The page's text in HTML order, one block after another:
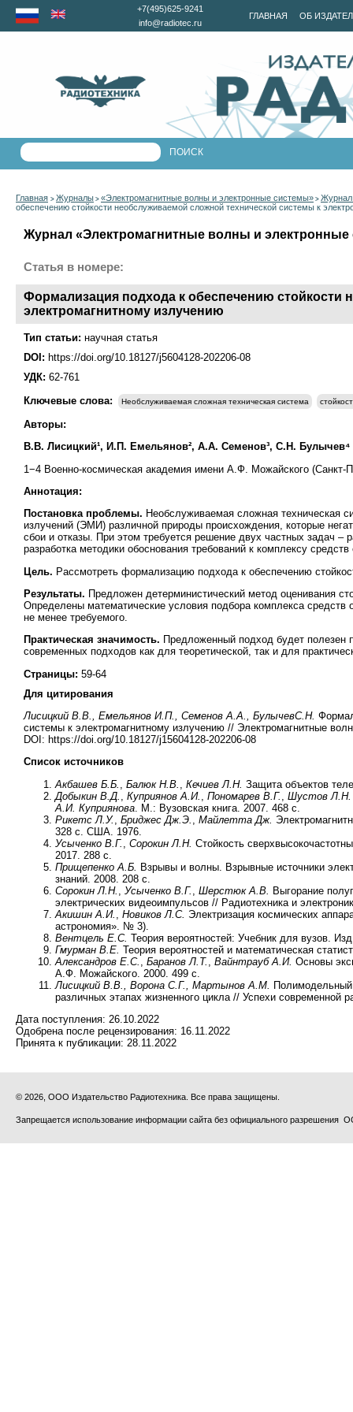
ГЛАВНАЯ ОБ
+7(495)625-9241
info@radiotec.ru
Главная > Журналы > «Электромагнитные волны и электронные системы» > Журнал
обеспечению стойкости необслуживаемой сложной технической системы к
Журнал «Электромагнитные волны и электронные
Статья в номере:
Формализация подхода к обеспечению стойкости
электромагнитному излучению
Тип статьи: научная статья
DOI: https://doi.org/10.18127/j5604128-202206-08
УДК: 62-761
Ключевые слова:
Необслуживаемая сложная техническая система
Авторы:
В.В. Лисицкий¹, И.П. Емельянов², А.А. Семенов³, С.Н. Булычев⁴
1−4 Военно-космическая академия имени А.Ф. Можайского (Санкт-
Аннотация:
Постановка проблемы. Необслуживаемая сложная техническая
излучений (ЭМИ) различной природы происхождения, которые
сбои и отказы. При этом требуется решение двух частных задач
разработка методики обоснования требований к комплексу средств
Цель. Рассмотреть формализацию подхода к обеспечению
Результаты. Предложен детерминистический метод оценивания
Определены математические условия подбора комплекса
не менее требуемого.
Практическая значимость. Предложенный подход будет полезен
современных подходов как для теоретической, так и для
Страницы: 59-64
Для цитирования
Лисицкий В.В., Емельянов И.П., Семенов А.А., БулычевС.Н.
системы к электромагнитному излучению // Электромагнитные
DOI: https://doi.org/10.18127/j15604128-202206-08
Список источников
Акбашев Б.Б.
Балюк Н.В. Кечиев Л.Н. Защита объектов
Добыкин В.Д.
Куприянов А.И. Пономарев В.Г.
Шустов
А.И. Куприянова . М.: Вузовская книга. 2007. 468 с.
Рикетс Л.У. Бриджес Дж.Э. Майлетта Дж.
328 с. США. 1976.
Усыченко В.Г.
Сорокин Л.Н. Стойкость
2017. 288 с.
Прищепенко А.Б. Взрывы и волны. Взрывные источники
знаний. 2008. 208 с.
Сорокин Л.Н.
Усыченко В.Г. Шерстюк А.В. Выгорание
электрических видеоимпульсов // Радиотехника и
Акишин А.И.
Новиков Л.С. Электризация космических
астрономия». № 3).
Вентцель Е.С. Теория вероятностей: Учебник для вузов.
Гмурман В.Е. Теория вероятностей и математическая
Александров Е.С.
Баранов Л.Т. Вайнтрауб А.И. Основы
А.Ф. Можайского. 2000. 499 с.
Лисицкий В.В., Ворона С.Г., Мартынов А.М. Полимодельный
различных этапах жизненного цикла // Успехи
Дата поступления: 26.10.2022
Одобрена после рецензирования: 16.11.2022
Принята к публикации: 28.11.2022
© 2026, ООО Издательство Радиотехника. Все права защищены.
Запрещается использование информации сайта без официального разрешения